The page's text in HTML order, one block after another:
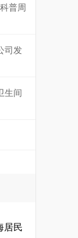
普周
司发
生间
居民